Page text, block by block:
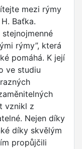
mezi rýmy
Baťka.
rýmy”, která
pomáhá. K její
ve studiu
vznikl z
Nejen díky
díky skvělým
propůjčili